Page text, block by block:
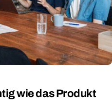
wie das Produkt